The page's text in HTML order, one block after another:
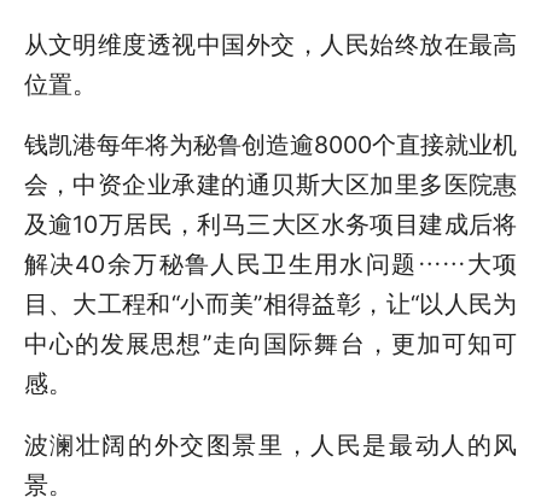
从文明维度透视中国外交，人民始终放在最高
位置。
钱凯港每年将为秘鲁创造逾8000个直接就业机
会，中资企业承建的通贝斯大区加里多医院惠
及逾10万居民，利马三大区水务项目建成后将
解决40余万秘鲁人民卫生用水问题……大项
目、大工程和“小而美”相得益彰，让“以人民为
中心的发展思想”走向国际舞台，更加可知可
感。
波澜壮阔的外交图景里，人民是最动人的风
景。